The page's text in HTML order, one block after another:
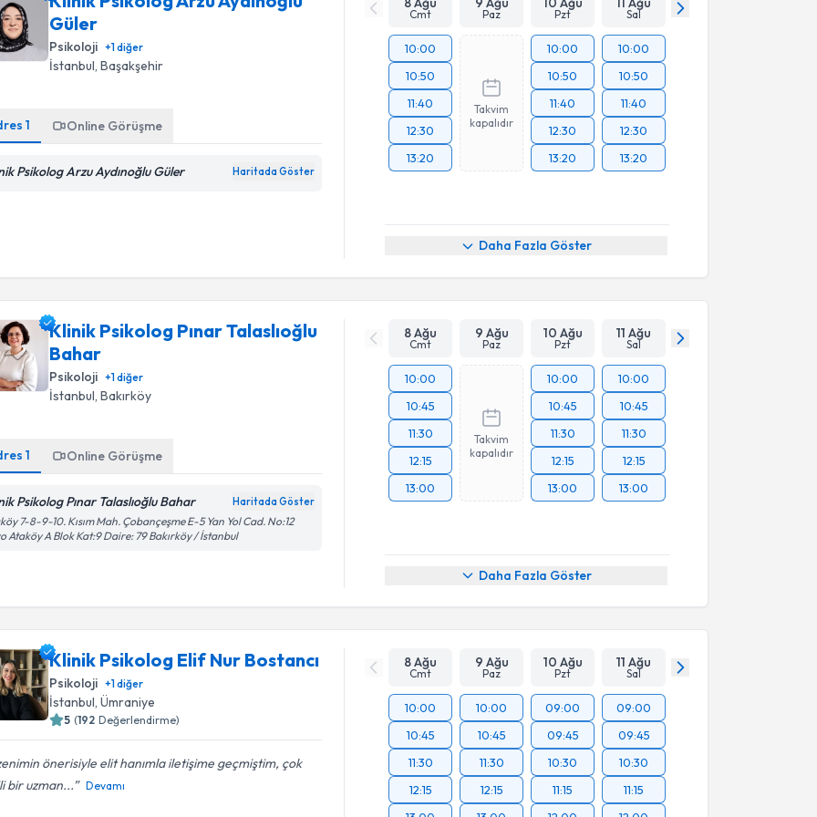
Güler
Psikoloji +1diğer
İstanbul, Başakşehir
1 Online Görüşme
Psikolog Arzu Aydınoğlu Güler Haritada Göster
Cmt Paz Pzt Sal
10:00
10:50
11:40
12:30
13:20
Takvim
kapalıdır
10:00
10:50
11:40
12:30
13:20
10:00
10:50
11:40
12:30
13:20
Daha Fazla Göster
Klinik Psikolog Pınar Talaslıoğlu
Bahar
Psikoloji +1diğer
İstanbul , Bakırköy
1 Online Görüşme
Psikolog Pınar Talaslıoğlu Bahar Haritada Göster
7-8-9-10. Kısım Mah. Çobançeşme E-5 Yan Yol Cad. No:12
Ataköy A Blok Kat:9 Daire: 79 Bakırköy / İstanbul
8 Ağu
Cmt
9 Ağu
Paz
10 Ağu
Pzt
11 Ağu
Sal
10:00
10:45
11:30
12:15
13:00
Takvim
kapalıdır
10:00
10:45
11:30
12:15
13:00
10:00
10:45
11:30
12:15
13:00
Daha Fazla Göster
Klinik Psikolog Elif Nur Bostancı
Psikoloji +1diğer
İstanbul, Ümraniye
5 (192 Değerlendirme)
önerisiyle elit hanımla iletişime geçmiştim, çok
bir uzman...
Devamı
8 Ağu
Cmt
9 Ağu
Paz
10 Ağu
Pzt
11 Ağu
Sal
10:00
10:45
11:30
12:15
10:00
10:45
11:30
12:15
09:00
09:45
10:30
11:15
09:00
09:45
10:30
11:15